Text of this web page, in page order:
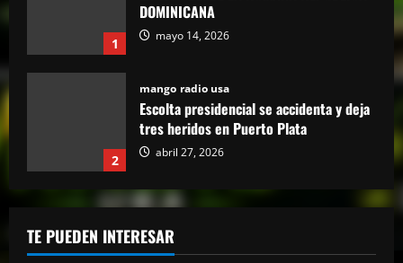
mango radio usa
Escolta presidencial se accidenta y deja
tres heridos en Puerto Plata
3
mango radio usa
Comunicador propina bofetada al padre
de una víctima del Jet Set en el Palacio
abril 27, 2026
mango radio usa
TE PUEDEN INTERESAR